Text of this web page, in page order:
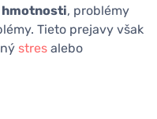
hmotnosti, problémy
Tieto prejavy však
stres alebo